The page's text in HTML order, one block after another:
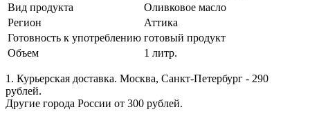
Вид продукта
Оливковое масло
Регион
Аттика
Готовность к употреблению готовый продукт
Объем
1 литр.
1. Курьерская доставка. Москва, Санкт-Петербург - 290
рублей.
Другие города России от 300 рублей.